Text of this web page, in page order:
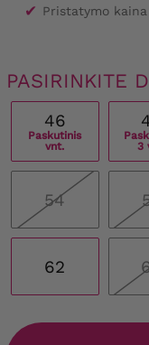
✔ Pristatymo
PASIRINKITE
46
Paskutinis
vnt.
3
54
62